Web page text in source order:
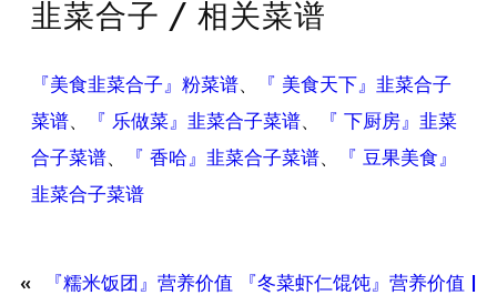
韭菜合子 / 相关菜谱
『美食韭菜合子』粉菜谱、
『 美食天下』韭菜合子
菜谱、 『 乐做菜』韭菜合子菜谱、
『 下厨房』韭菜
合子菜谱、 『 香哈』韭菜合子菜谱、
『 豆果美食』
韭菜合子菜谱
«
『糯米饭团』营养价值
『冬菜虾仁馄饨』营养价值 |